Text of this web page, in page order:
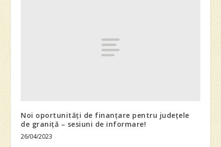
Noi oportunități de finanțare pentru județele
de graniță – sesiuni de informare!
26/04/2023